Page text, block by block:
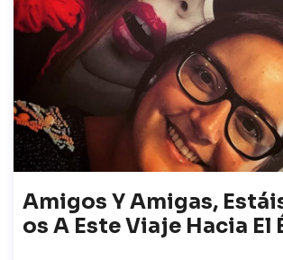
Amigos Y Amigas,
Os A Este Viaje Hacia El